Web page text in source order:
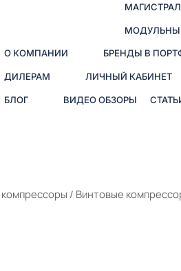
О КОМПАНИИ БРЕНДЫ В
ДИЛЕРАМ ЛИЧНЫЙ КАБИНЕТ
БЛОГ ВИДЕО ОБЗОРЫ
/ Винтовые